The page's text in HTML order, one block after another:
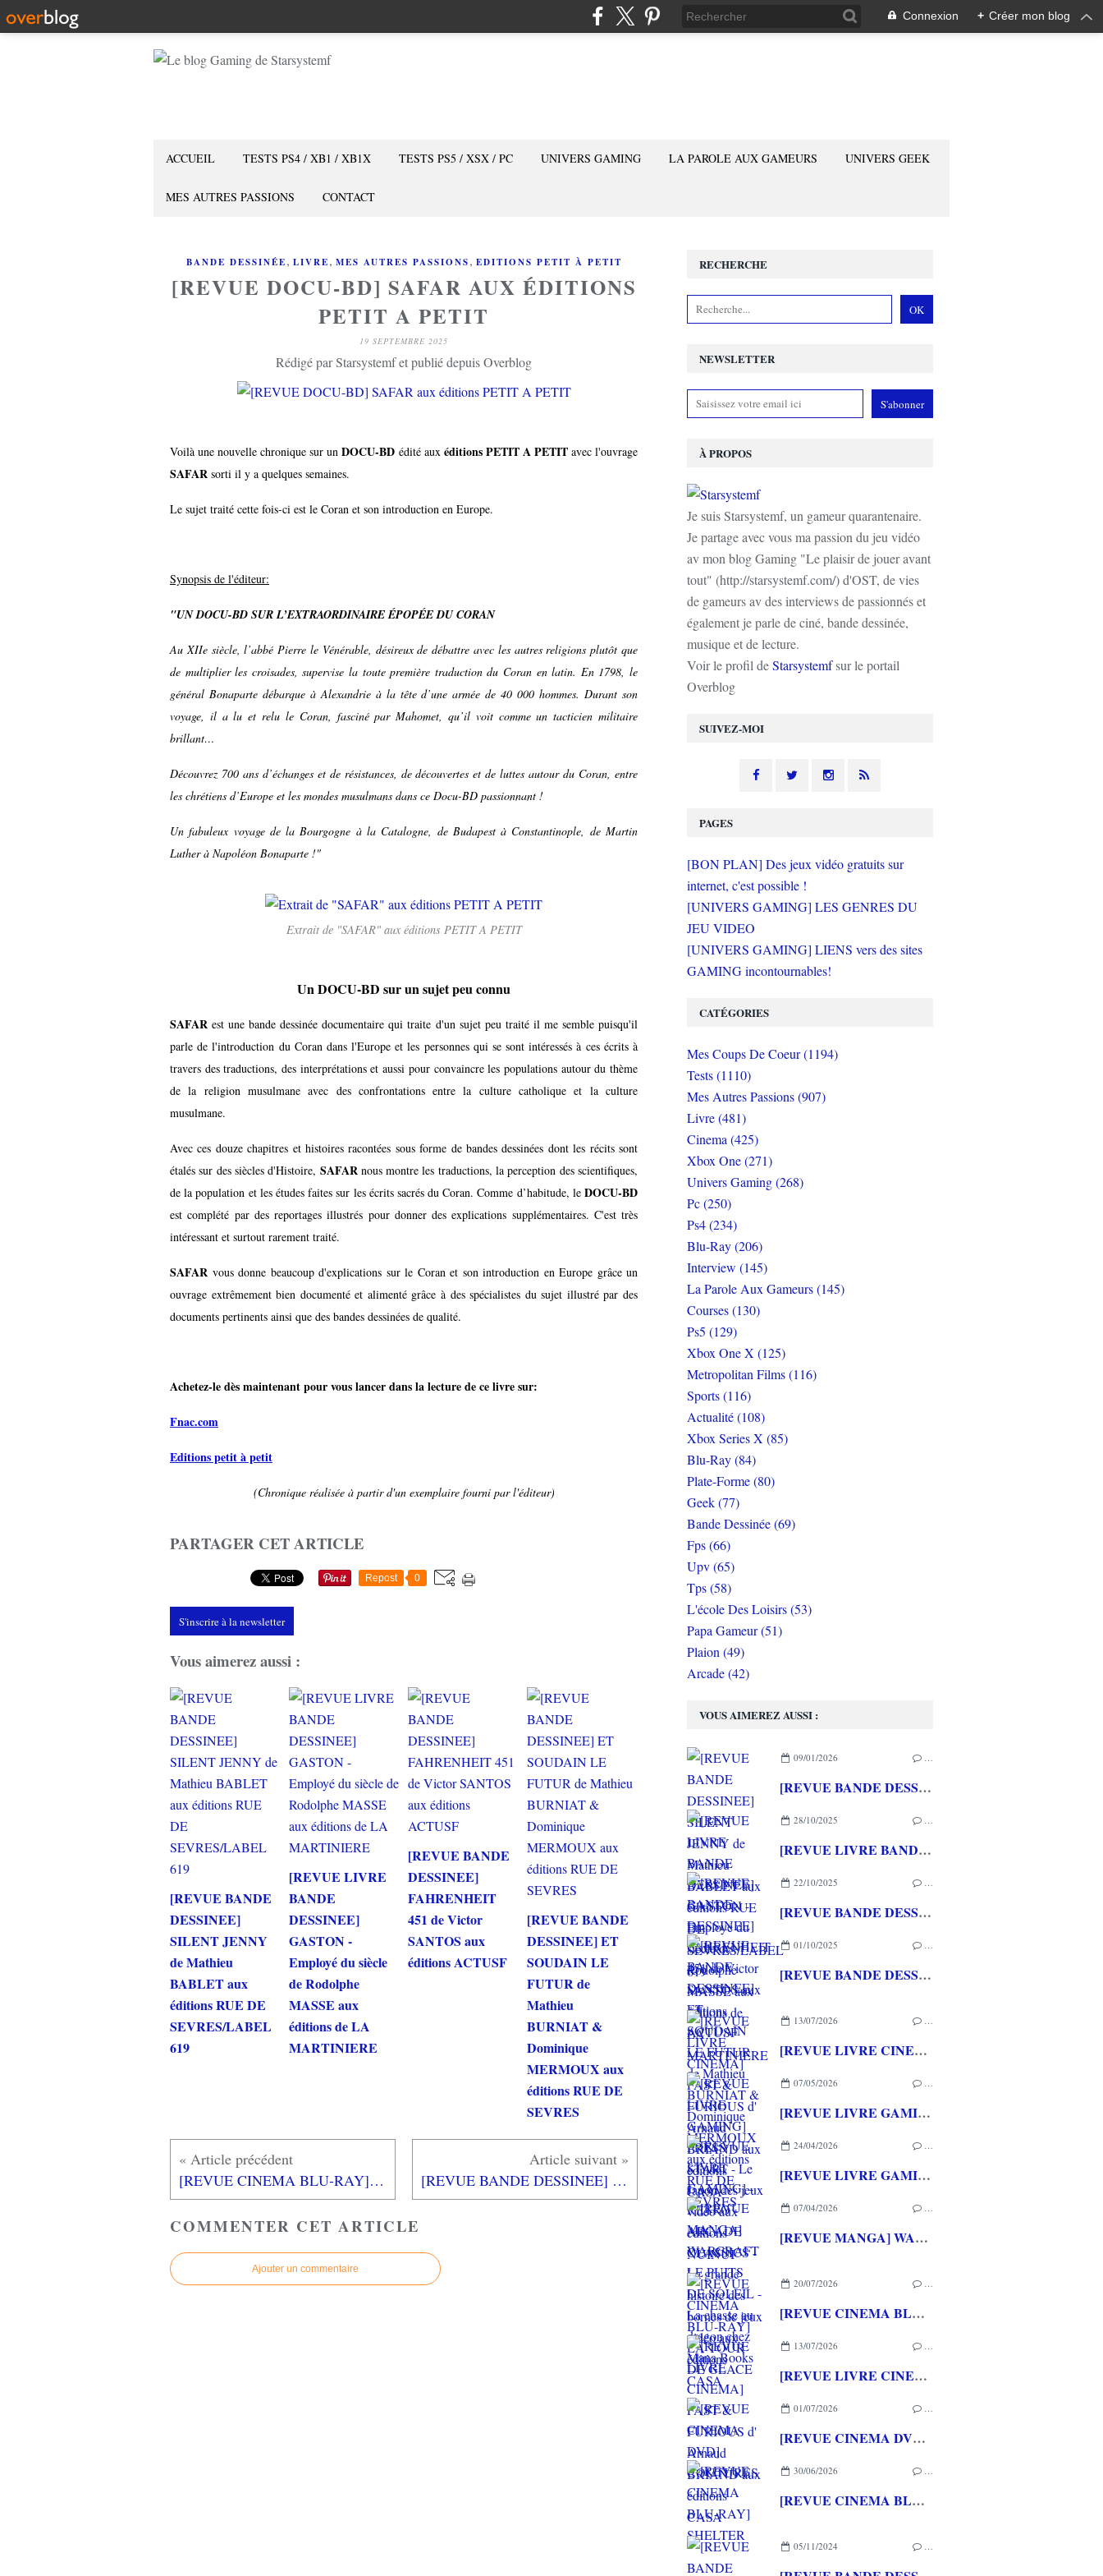
Connexion + Créer mon blog
ACCUEIL TESTS PS4 / XB1 / XB1X TESTS PS5 / XSX / PC UNIVERS GAMING LA PAROLE AUX GAMEURS UNIVERS GEEK
MES AUTRES PASSIONS CONTACT
BANDE DESSINÉE, LIVRE, MES AUTRES PASSIONS, EDITIONS PETIT À PETIT
[REVUE DOCU-BD] SAFAR AUX ÉDITIONS
PETIT A PETIT
19 SEPTEMBRE 2025
Rédigé par Starsystemf et publié depuis Overblog
Voilà une nouvelle chronique sur un DOCU-BD édité aux éditions PETIT A PETIT avec l'ouvrage
SAFAR sorti il y a quelques semaines.
Le sujet traité cette fois-ci est le Coran et son introduction en Europe.
Synopsis de l'éditeur:
"UN DOCU-BD SUR L’EXTRAORDINAIRE ÉPOPÉE DU CORAN
Au XIIe siècle, l’abbé Pierre le Vénérable, désireux de débattre avec les autres religions plutôt que
de multiplier les croisades, supervise la toute première traduction du Coran en latin. En 1798, le
général Bonaparte débarque à Alexandrie à la tête d’une armée de 40 000 hommes. Durant son
voyage, il a lu et relu le Coran, fasciné par Mahomet, qu’il voit comme un tacticien militaire
brillant…
Découvrez 700 ans d’échanges et de résistances, de découvertes et de luttes autour du Coran, entre
les chrétiens d’Europe et les mondes musulmans dans ce Docu-BD passionnant !
Un fabuleux voyage de la Bourgogne à la Catalogne, de Budapest à Constantinople, de Martin
Luther à Napoléon Bonaparte !"
Extrait de "SAFAR" aux éditions PETIT A PETIT
Un DOCU-BD sur un sujet peu connu
SAFAR est une bande dessinée documentaire qui traite d'un sujet peu traité il me semble puisqu'il
parle de l'introduction du Coran dans l'Europe et les personnes qui se sont intéressés à ces écrits à
travers des traductions, des interprétations et aussi pour convaincre les populations autour du thème
de la religion musulmane avec des confrontations entre la culture catholique et la culture
musulmane.
Avec ces douze chapitres et histoires racontées sous forme de bandes dessinées dont les récits sont
étalés sur des siècles d'Histoire, SAFAR nous montre les traductions, la perception des scientifiques,
de la population et les études faites sur les écrits sacrés du Coran. Comme d’habitude, le DOCU-BD
est complété par des reportages illustrés pour donner des explications supplémentaires. C'est très
intéressant et surtout rarement traité.
SAFAR vous donne beaucoup d'explications sur le Coran et son introduction en Europe grâce un
ouvrage extrêmement bien documenté et alimenté grâce à des spécialistes du sujet illustré par des
documents pertinents ainsi que des bandes dessinées de qualité.
Achetez-le dès maintenant pour vous lancer dans la lecture de ce livre sur:
Fnac.com
Editions petit à petit
(Chronique réalisée à partir d'un exemplaire fourni par l'éditeur)
PARTAGER CET ARTICLE
Repost 0
S'inscrire à la newsletter
Vous aimerez aussi :
[REVUE BANDE
DESSINEE]
SILENT JENNY
de Mathieu
BABLET aux
éditions RUE DE
SEVRES/LABEL
619
[REVUE LIVRE
BANDE
DESSINEE]
GASTON -
Employé du siècle
de Rodolphe
MASSE aux
éditions de LA
MARTINIERE
[REVUE BANDE
DESSINEE]
FAHRENHEIT
451 de Victor
SANTOS aux
éditions ACTUSF
[REVUE BANDE
DESSINEE] ET
SOUDAIN LE
FUTUR de
Mathieu
BURNIAT &
Dominique
MERMOUX aux
éditions RUE DE
SEVRES
[REVUE CINEMA BLU-RAY] PIÉGÉ [REVUE BANDE DESSINEE] ET SOUDAIN LE FUTUR de Mathieu BURNIAT & Dominique MERMOUX aux éditions RUE DE SEVRES
COMMENTER CET ARTICLE
Ajouter un commentaire
NEWSLETTER
SUIVEZ-MOI
RECHERCHE
À PROPOS
Je suis Starsystemf, un gameur quarantenaire.
Je partage avec vous ma passion du jeu vidéo
av mon blog Gaming "Le plaisir de jouer avant
tout" (http://starsystemf.com/) d'OST, de vies
de gameurs av des interviews de passionnés et
également je parle de ciné, bande dessinée,
musique et de lecture.
Voir le profil deStarsystemfsur le portail
Overblog
VOUS AIMEREZ AUSSI :
09/01/2026 …
[REVUE BANDE DESSINEE] SILENT JENNY de Mathieu BABLET aux éditions RUE DE SEVRES/LABEL 619
28/10/2025 …
[REVUE LIVRE BANDE DESSINEE] GASTON - Employé du siècle de Rodolphe MASSE aux éditions de LA MARTINIERE
22/10/2025 …
[REVUE BANDE DESSINEE] FAHRENHEIT 451 de Victor SANTOS aux éditions ACTUSF
01/10/2025 …
[REVUE BANDE DESSINEE] ET SOUDAIN LE FUTUR de Mathieu BURNIAT & Dominique MERMOUX aux éditions RUE DE SEVRES
13/07/2026 …
[REVUE LIVRE CINEMA] FAST & FURIOUS d' Arnaud BRIAND aux éditions CASA
07/05/2026 …
[REVUE LIVRE GAMING] PRESS START - Le Japon des jeux vidéo aux éditions NUINUI
24/04/2026 …
[REVUE LIVRE GAMING] - RETRO - ARCADE CLASSICS - La grande histoire des bornes de jeux vidéo aux éditions CASA
07/04/2026 …
[REVUE MANGA] WARCRAFT LE PUITS DE SOLEIL - La chasse au dragon chez Mana Books
20/07/2026 …
[REVUE CINEMA BLU-RAY] LA TOUR DE GLACE
13/07/2026 …
[REVUE LIVRE CINEMA] FAST & FURIOUS d' Arnaud BRIAND aux éditions CASA
01/07/2026 …
[REVUE CINEMA DVD] COUTURES
30/06/2026 …
[REVUE CINEMA BLU-RAY] SHELTER
05/11/2024 …
PAGES
[BON PLAN] Des jeux vidéo gratuits sur
internet, c'est possible !
[UNIVERS GAMING] LES GENRES DU
JEU VIDEO
[UNIVERS GAMING] LIENS vers des sites
GAMING incontournables!
CATÉGORIES
Mes Coups De Coeur (1194)
Tests (1110)
Mes Autres Passions (907)
Livre (481)
Cinema (425)
Xbox One (271)
Univers Gaming (268)
Pc (250)
Ps4 (234)
Blu-Ray (206)
Interview (145)
La Parole Aux Gameurs (145)
Courses (130)
Ps5 (129)
Xbox One X (125)
Metropolitan Films (116)
Sports (116)
Actualité (108)
Xbox Series X (85)
Blu-Ray (84)
Plate-Forme (80)
Geek (77)
Bande Dessinée (69)
Fps (66)
Upv (65)
Tps (58)
L'école Des Loisirs (53)
Papa Gameur (51)
Plaion (49)
Arcade (42)